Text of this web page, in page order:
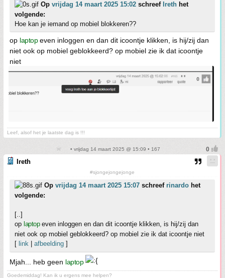
Op vrijdag 14 maart 2025 15:02 schreef Ireth het
volgende:
Hoe kan je iemand op mobiel blokkeren??
op laptopeven inloggen en dan dit icoontje klikken, is hij/zij dan
niet ook op mobiel geblokkeerd? op mobiel zie ik dat icoontje
niet
Leef, alsof het je laatste dag is !!!
• vrijdag 14 maart 2025 @ 15:09 • 167
Ireth
#sjongejongejonge
Op vrijdag 14 maart 2025 15:07 schreef rinardo het
volgende:
[..]
op laptopeven inloggen en dan dit icoontje klikken, is hij/zij dan
niet ook op mobiel geblokkeerd? op mobiel zie ik dat icoontje niet
[ link afbeelding ]
Mjah... heb geen laptop
Goedemiddag! Kan ik u ergens mee helpen?